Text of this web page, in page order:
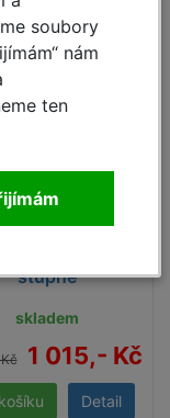
stupně
skladem
1 015,- Kč
Detail
soubory
nám
ten